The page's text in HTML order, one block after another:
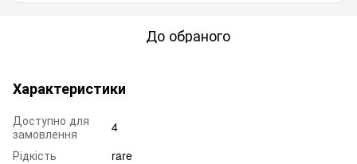
До обраного
Характеристики
Доступно для
замовлення
4
Рідкість
rare